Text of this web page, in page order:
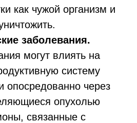
как чужой организм и
заболевания.
могут влиять на
систему
опосредованно через
опухолью
связанные с